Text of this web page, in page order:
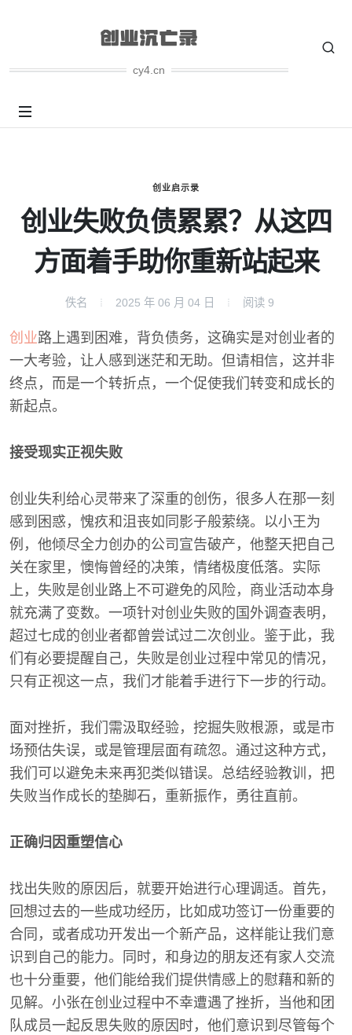
cy4.cn
创业启示录
创业失败负债累累？从这四
方面着手助你重新站起来
佚名 2025 年 06 月 04 日 阅读 9
创业路上遇到困难，背负债务，这确实是对创业者的
一大考验，让人感到迷茫和无助。但请相信，这并非
终点，而是一个转折点，一个促使我们转变和成长的
新起点。
接受现实正视失败
创业失利给心灵带来了深重的创伤，很多人在那一刻
感到困惑，愧疚和沮丧如同影子般萦绕。以小王为
例，他倾尽全力创办的公司宣告破产，他整天把自己
关在家里，懊悔曾经的决策，情绪极度低落。实际
上，失败是创业路上不可避免的风险，商业活动本身
就充满了变数。一项针对创业失败的国外调查表明，
超过七成的创业者都曾尝试过二次创业。鉴于此，我
们有必要提醒自己，失败是创业过程中常见的情况，
只有正视这一点，我们才能着手进行下一步的行动。
面对挫折，我们需汲取经验，挖掘失败根源，或是市
场预估失误，或是管理层面有疏忽。通过这种方式，
我们可以避免未来再犯类似错误。总结经验教训，把
失败当作成长的垫脚石，重新振作，勇往直前。
正确归因重塑信心
找出失败的原因后，就要开始进行心理调适。首先，
回想过去的一些成功经历，比如成功签订一份重要的
合同，或者成功开发出一个新产品，这样能让我们意
识到自己的能力。同时，和身边的朋友还有家人交流
也十分重要，他们能给我们提供情感上的慰藉和新的
见解。小张在创业过程中不幸遭遇了挫折，当他和团
队成员一起反思失败的原因时，他们意识到尽管每个